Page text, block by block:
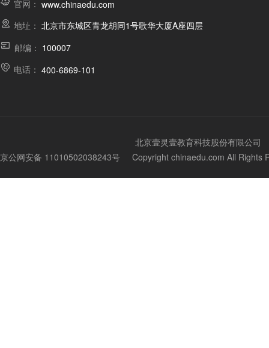
官网： www.chinaedu.com
地址： 北京市东城区青龙胡同1号歌华大厦A座四层
邮编： 100007
电话： 400-6869-101
北京壹灵壹教育科技股份有限公司
京公网安备 11010502038243号 Copyright chinaedu.com All